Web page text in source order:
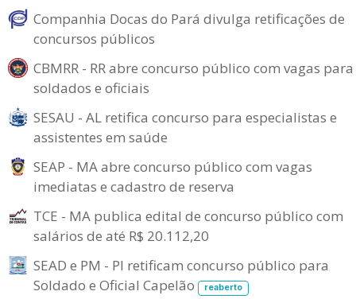
Companhia Docas do Pará divulga retificações de
concursos públicos
CBMRR - RR abre concurso público com vagas para
soldados e oficiais
SESAU - AL retifica concurso para especialistas e
assistentes em saúde
SEAP - MA abre concurso público com vagas
imediatas e cadastro de reserva
TCE - MA publica edital de concurso público com
salários de até R$ 20.112,20
SEAD e PM - PI retificam concurso público para
Soldado e Oficial Capelão
reaberto